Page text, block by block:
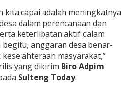
kita capai adalah meningkatnya
dalam perencanaan dan
keterlibatan aktif dalam
anggaran desa benar-
masyarakat,”
yang dikirim Biro Adpim
Sulteng Today.